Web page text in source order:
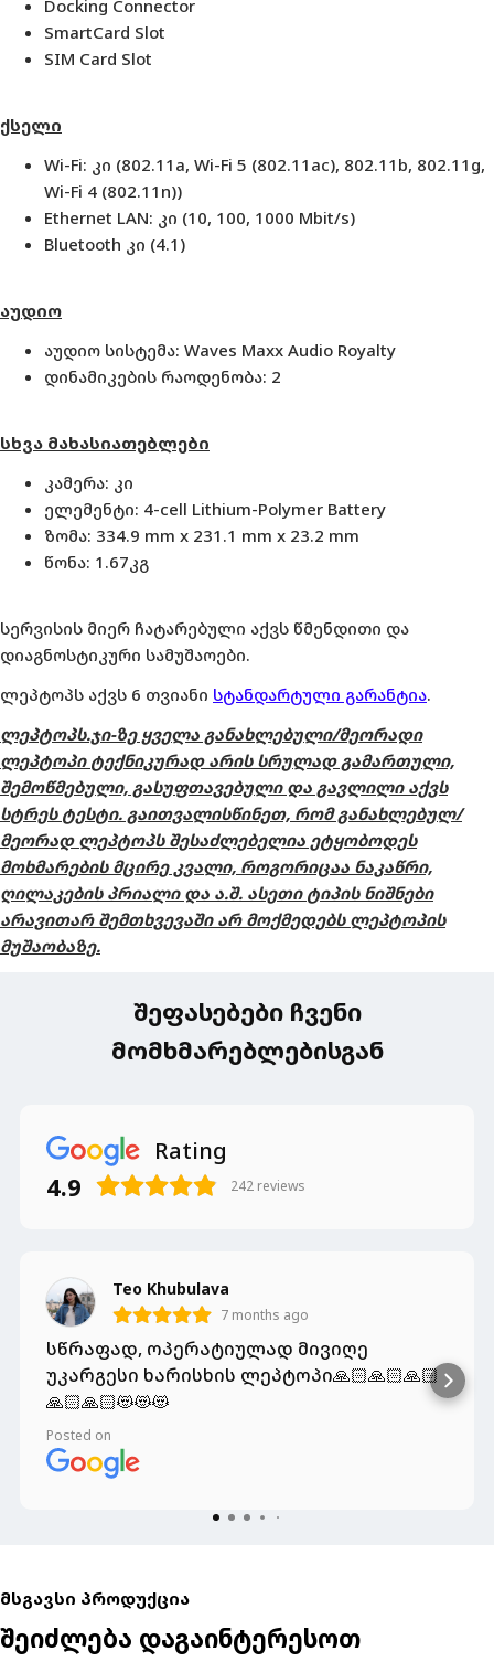
Docking Connector
SmartCard Slot
SIM Card Slot
ქსელი
Wi-Fi: კი (802.11a, Wi-Fi 5 (802.11ac), 802.11b, 802.11g,
Wi-Fi 4 (802.11n))
Ethernet LAN: კი (10, 100, 1000 Mbit/s)
Bluetooth კი (4.1)
აუდიო
აუდიო სისტემა: Waves Maxx Audio Royalty
დინამიკების რაოდენობა: 2
სხვა მახასიათებლები
კამერა: კი
ელემენტი: 4-cell Lithium-Polymer Battery
ზომა: 334.9 mm x 231.1 mm x 23.2 mm
წონა: 1.67კგ
სერვისის მიერ ჩატარებული აქვს წმენდითი და
დიაგნოსტიკური სამუშაოები.
ლეპტოპს აქვს 6 თვიანი სტანდარტული გარანტია.
ლეპტოპს.ჯი-ზე ყველა განახლებული/მეორადი
ლეპტოპი ტექნიკურად არის სრულად გამართული,
შემოწმებული, გასუფთავებული და გავლილი აქვს
სტრეს ტესტი. გაითვალისწინეთ, რომ განახლებულ/
მეორად ლეპტოპს შესაძლებელია ეტყობოდეს
მოხმარების მცირე კვალი, როგორიცაა ნაკაწრი,
ღილაკების პრიალი და ა.შ. ასეთი ტიპის ნიშნები
არავითარ შემთხვევაში არ მოქმედებს ლეპტოპის
მუშაობაზე.
შეფასებები ჩვენი
მომხმარებლებისგან
Rating
4.9 242 reviews
Teo Khubulava
7 months ago
სწრაფად, ოპერატიულად მივიღე
უკარგესი ხარისხის ლეპტოპი🙏🏻🙏🏻🙏🏻
🙏🏻🙏🏻😻😻😻
Posted on
მსგავსი პროდუქცია
შეიძლება დაგაინტერესოთ